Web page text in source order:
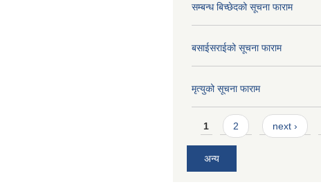
सम्बन्ध बिच्छेदको सूचना फाराम
बसाईसराईको सूचना फाराम
मृत्युको सूचना फाराम
Pages
1 2 next ›
अन्य